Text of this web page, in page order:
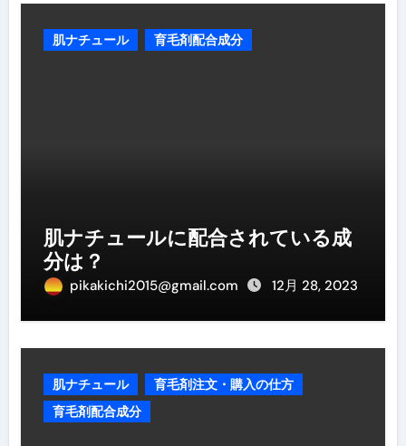
肌ナチュール 育毛剤配合成分
肌ナチュールに配合されている成
分は？
pikakichi2015@gmail.com 12月 28, 2023
肌ナチュール
育毛剤注文・購入の仕方
育毛剤配合成分